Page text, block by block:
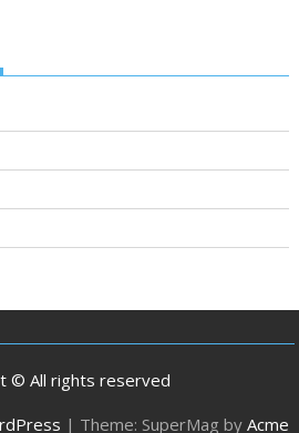
© All rights reserved
| Theme: SuperMag by Acme